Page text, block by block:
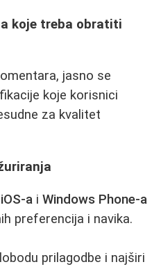
koje treba obratiti
jasno se
koje korisnici
za kvalitet
iOS-a i Windows Phone-a
preferencija i navika.
prilagodbe i najširi